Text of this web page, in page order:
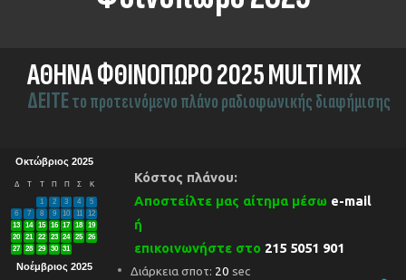
ΑΘΗΝΑ ΦΘΙΝΟΠΩΡΟ 2025 MULTI MIX
ΔEITEτο προτεινόμενο πλάνο ραδιοφωνικής διαφήμισης
Οκτώβριος 2025
Δ Τ Τ Π Π Σ Κ
1 2 3 4
5
6
7 8 9 10 11
12
13
14 15 16 17 18
19
20
21 22 23 24 25
26
27
28 29 30 31
Νοέμβριος 2025
Κόστος πλάνου:
Αποστείλτε μας αίτημα μέσω e-mail
ή
επικοινωνήστε στο 215 5051 901
Διάρκεια σποτ: 20 sec